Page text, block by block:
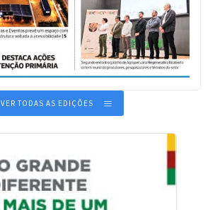
VER TODAS AS EDIÇÕES